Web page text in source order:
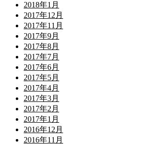
2018年1月
2017年12月
2017年11月
2017年9月
2017年8月
2017年7月
2017年6月
2017年5月
2017年4月
2017年3月
2017年2月
2017年1月
2016年12月
2016年11月